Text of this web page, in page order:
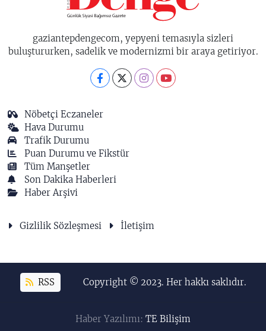
gaziantepdengecom, yepyeni temasıyla sizleri
buluştururken, sadelik ve modernizmi bir araya getiriyor.
Nöbetçi Eczaneler
Hava Durumu
Trafik Durumu
Puan Durumu ve Fikstür
Tüm Manşetler
Son Dakika Haberleri
Haber Arşivi
Gizlilik Sözleşmesi İletişim
RSS Copyright © 2023. Her hakkı saklıdır.
Haber Yazılımı: TE Bilişim